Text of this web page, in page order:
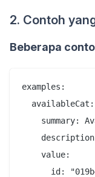
2. Contoh
Beberapa
examples:
  availableCat:
summary:
    value:
id: